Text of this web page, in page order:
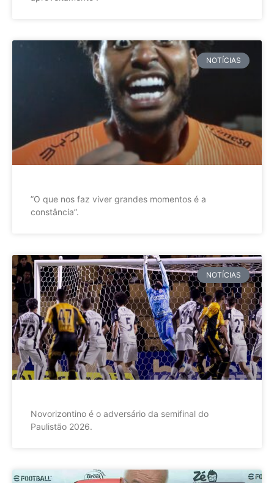
NOTÍCIAS
”O que nos faz viver grandes momentos é a
constância”.
NOTÍCIAS
Novorizontino é o adversário da semifinal do
Paulistão 2026.